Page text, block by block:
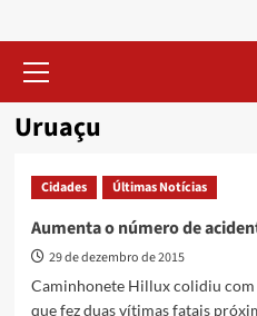
Menu
Uruaçu
Cidades Últimas Notícias
Aumenta o número de
29 de dezembro de 2015
Caminhonete Hillux colidiu com
que fez duas vítimas fatais